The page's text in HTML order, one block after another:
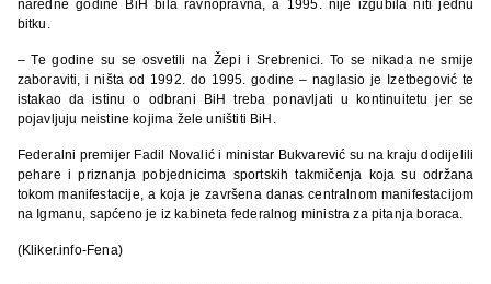
naredne godine BiH bila ravnopravna, a 1995. nije izgubila niti jednu
bitku.
– Te godine su se osvetili na Žepi i Srebrenici. To se nikada ne smije
zaboraviti, i ništa od 1992. do 1995. godine – naglasio je Izetbegović te
istakao da istinu o odbrani BiH treba ponavljati u kontinuitetu jer se
pojavljuju neistine kojima žele uništiti BiH.
Federalni premijer Fadil Novalić i ministar Bukvarević su na kraju dodijelili
pehare i priznanja pobjednicima sportskih takmičenja koja su održana
tokom manifestacije, a koja je završena danas centralnom manifestacijom
na Igmanu, sapćeno je iz kabineta federalnog ministra za pitanja boraca.
(Kliker.info-Fena)